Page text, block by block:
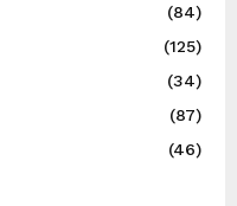
(84)
(125)
(34)
(87)
(46)